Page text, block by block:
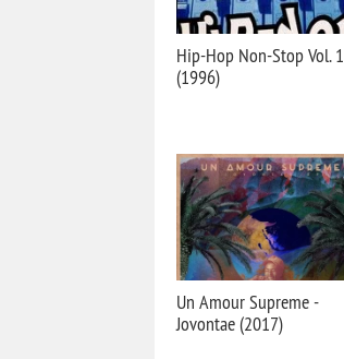
Hip-Hop Non-Stop Vol. 1
(1996)
Un Amour Supreme -
Jovontae (2017)